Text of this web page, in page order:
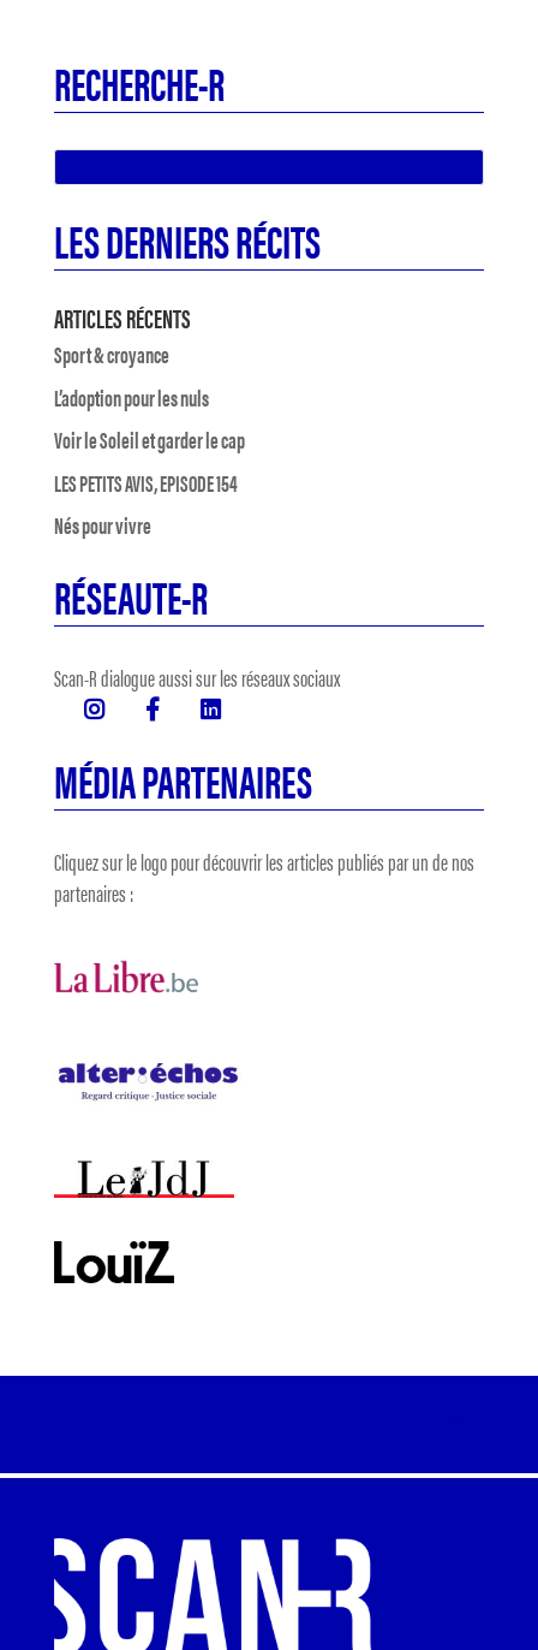
RECHERCHE-R
LES DERNIERS RÉCITS
ARTICLES RÉCENTS
Sport & croyance
L’adoption pour les nuls
Voir le Soleil et garder le cap
LES PETITS AVIS, EPISODE 154
Nés pour vivre
RÉSEAUTE-R
Scan-R dialogue aussi sur les réseaux sociaux
MÉDIA PARTENAIRES
Cliquez sur le logo pour découvrir les articles publiés par un de nos
partenaires :